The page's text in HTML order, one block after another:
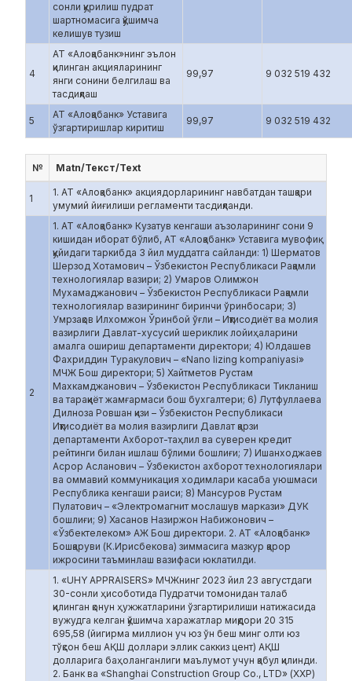
сонли қурилиш пудрат
шартномасига қўшимча
келишув тузиш
4
АТ «Алоқабанк»нинг эълон
қилинган акцияларининг
янги сонини белгилаш ва
тасдиқлаш
99,97 9 032 519 432
5
АТ «Алоқабанк» Уставига
ўзгартиришлар киритиш
99,97 9 032 519 432
№ Matn/Текст/Text
1
1. АТ «Алоқабанк» акциядорларининг навбатдан ташқари
умумий йиғилиши регламенти тасдиқланди.
2
1. АТ «Алоқабанк» Кузатув кенгаши аъзоларининг сони 9
кишидан иборат бўлиб, АТ «Алоқабанк» Уставига мувофиқ
қуйидаги таркибда 3 йил муддатга сайланди: 1) Шерматов
Шерзод Хотамович – Ўзбекистон Республикаси Рақамли
технологиялар вазири; 2) Умаров Олимжон
Мухамаджанович – Ўзбекистон Республикаси Рақамли
технологиялар вазирининг биринчи ўринбосари; 3)
Умрзақов Илхомжон Ўринбой ўғли – Иқтисодиёт ва молия
вазирлиги Давлат-хусусий шериклик лойиҳаларини
амалга ошириш департаменти директори; 4) Юлдашев
Фахриддин Туракулович – «Nano lizing kompaniyasi»
МЧЖ Бош директори; 5) Хайтметов Рустам
Махкамджанович – Ўзбекистон Республикаси Тикланиш
ва тараққиёт жамғармаси бош бухгалтери; 6) Лутфуллаева
Дилноза Ровшан қизи – Ўзбекистон Республикаси
Иқтисодиёт ва молия вазирлиги Давлат қарзи
департаменти Ахборот-таҳлил ва суверен кредит
рейтинги билан ишлаш бўлими бошлиғи; 7) Ишанходжаев
Асрор Асланович – Ўзбекистон ахборот технологиялари
ва оммавий коммуникация ходимлари касаба уюшмаси
Республика кенгаши раиси; 8) Мансуров Рустам
Пулатович – «Электромагнит мослашув маркази» ДУК
бошлиғи; 9) Хасанов Назиржон Набижонович –
«Ўзбектелеком» АЖ Бош директори. 2. АТ «Алоқабанк»
Бошқаруви (К.Ирисбекова) зиммасига мазкур қарор
ижросини таъминлаш вазифаси юклатилди.
1. «UHY APPRAISERS» МЧЖнинг 2023 йил 23 августдаги
30-сонли ҳисоботида Пудратчи томонидан талаб
қилинган қонун ҳужжатларини ўзгартирилиши натижасида
вужудга келган қўшимча харажатлар миқдори 20 315
695,58 (йигирма миллион уч юз ўн беш минг олти юз
тўқсон беш АҚШ доллари эллик саккиз цент) АҚШ
долларига баҳоланганлиги маълумот учун қабул қилинди.
2. Банк ва «Shanghai Construction Group Co., LTD» (ХХР)